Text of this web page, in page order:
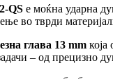
QS е моќна ударна
во тврди
глава 13 mm
– од прецизно